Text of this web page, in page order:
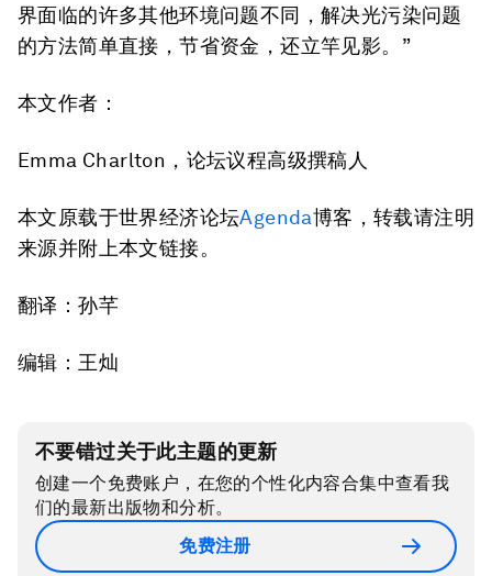
界面临的许多其他环境问题不同，解决光污染问题
的方法简单直接，节省资金，还立竿见影。”
本文作者：
Emma Charlton，论坛议程高级撰稿人
本文原载于世界经济论坛Agenda博客，转载请注明
来源并附上本文链接。
翻译：孙芊
编辑：王灿
不要错过关于此主题的更新
创建一个免费账户，在您的个性化内容合集中查看我
们的最新出版物和分析。
免费注册